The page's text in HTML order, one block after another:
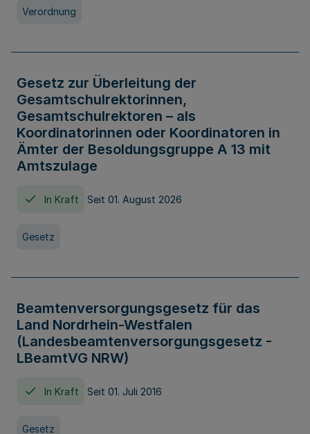
Verordnung
Gesetz zur Überleitung der
Gesamtschulrektorinnen,
Gesamtschulrektoren – als
Koordinatorinnen oder Koordinatoren in
Ämter der Besoldungsgruppe A 13 mit
Amtszulage
In Kraft Seit 01. August 2026
Gesetz
Beamtenversorgungsgesetz für das
Land Nordrhein-Westfalen
(Landesbeamtenversorgungsgesetz -
LBeamtVG NRW)
In Kraft Seit 01. Juli 2016
Gesetz